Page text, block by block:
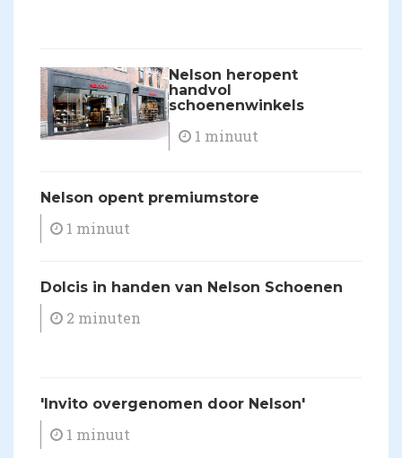
​Nelson heropent
handvol
schoenenwinkels
1 minuut
Nelson opent premiumstore
1 minuut
​Dolcis in handen van Nelson Schoenen
2 minuten
'Invito overgenomen door Nelson'
1 minuut